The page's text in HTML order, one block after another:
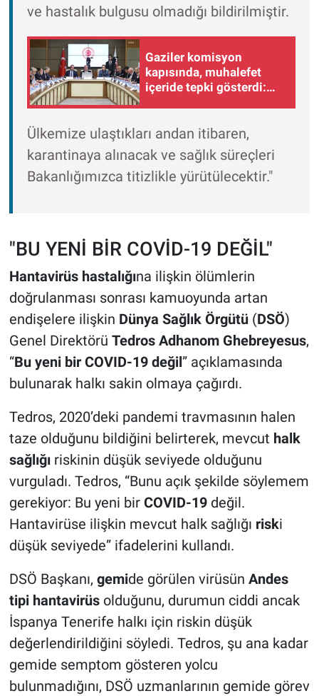
ve hastalık bulgusu olmadığı bildirilmiştir.
Gaziler komisyon
kapısında, muhalefet
içeride tepki gösterdi:
Ülkemize ulaştıkları andan itibaren,
karantinaya alınacak ve sağlık süreçleri
Bakanlığımızca titizlikle yürütülecektir."
"BU YENİ BİR COVİD-19 DEĞİL"
Hantavirüs hastalığına ilişkin ölümlerin
doğrulanması sonrası kamuoyunda artan
endişelere ilişkin Dünya Sağlık Örgütü(DSÖ)
Genel Direktörü Tedros Adhanom Ghebreyesus,
“Bu yeni bir COVID-19 değil” açıklamasında
bulunarak halkı sakin olmaya çağırdı.
Tedros, 2020’deki pandemi travmasının halen
taze olduğunu bildiğini belirterek, mevcut halk
sağlığıriskinin düşük seviyede olduğunu
vurguladı. Tedros, “Bunu açık şekilde söylemem
gerekiyor: Bu yeni bir COVID-19değil.
Hantavirüse ilişkin mevcut halk sağlığı riski
düşük seviyede” ifadelerini kullandı.
DSÖ Başkanı, gemide görülen virüsün Andes
tipi hantavirüsolduğunu, durumun ciddi ancak
İspanya Tenerife halkı için riskin düşük
değerlendirildiğini söyledi. Tedros, şu ana kadar
gemide semptom gösteren yolcu
bulunmadığını, DSÖ uzmanlarının gemide görev